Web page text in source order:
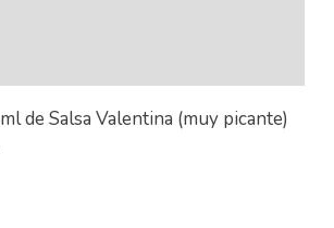
de Salsa Valentina (muy picante)